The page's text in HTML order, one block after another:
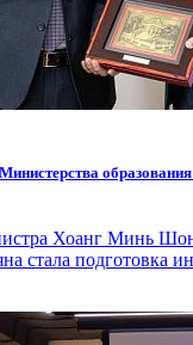
Хоанг Минь
стала подготовка